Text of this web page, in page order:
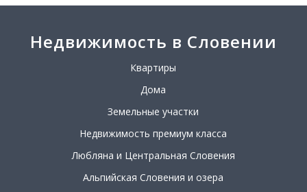
Недвижимость в Словении
Квартиры
Дома
Земельные участки
Недвижимость премиум класса
Любляна и Центральная Словения
Альпийская Словения и озера